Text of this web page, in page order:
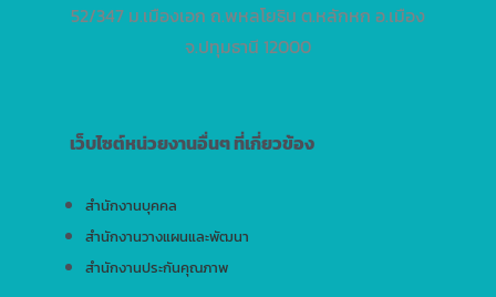
52/347 ม.เมืองเอก ถ.พหลโยธิน ต.หลักหก อ.เมือง
จ.ปทุมธานี 12000
เว็บไซต์หน่วยงานอื่นๆ ที่เกี่ยวข้อง
สำนักงานบุคคล
สำนักงานวางแผนและพัฒนา
สำนักงานประกันคุณภาพ